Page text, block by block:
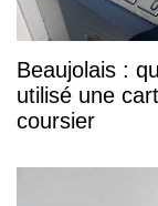
Beaujolais :
utilisé une
coursier